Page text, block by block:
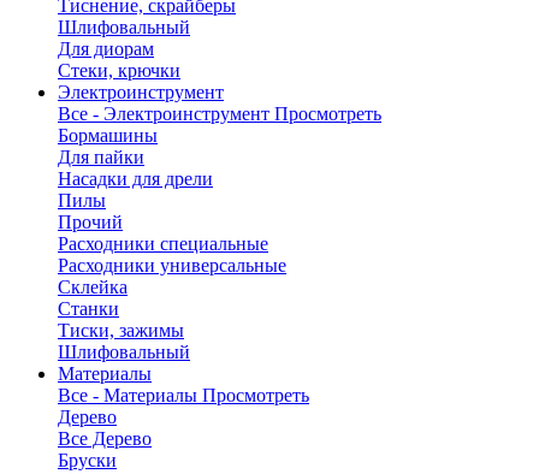
Тиснение, скрайберы
Шлифовальный
Для диорам
Стеки, крючки
Электроинструмент
Все - Электроинструмент Просмотреть
Бормашины
Для пайки
Насадки для дрели
Пилы
Прочий
Расходники специальные
Расходники универсальные
Склейка
Станки
Тиски, зажимы
Шлифовальный
Материалы
Все - Материалы Просмотреть
Дерево
Все Дерево
Бруски